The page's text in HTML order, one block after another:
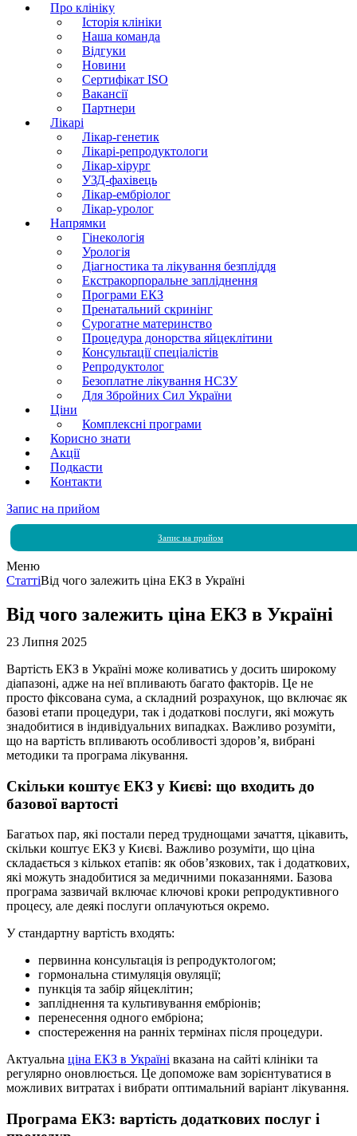
Про клініку
Історія клініки
Наша команда
Вiдгуки
Новини
Сертифікат ISO
Вакансії
Партнери
Лікарі
Лікар-генетик
Лікарі-репродуктологи
Лікар-хірург
УЗД-фахівець
Лікар-ембріолог
Лікар-уролог
Напрямки
Гінекологія
Урологія
Діагностика та лікування безпліддя
Екстракорпоральне запліднення
Програми ЕКЗ
Пренатальний скринінг
Сурогатне материнство
Процедура донорства яйцеклітини
Консультації спеціалістів
Репродуктолог
Безоплатне лікування НСЗУ
Для Збройних Сил України
Ціни
Комплексні програми
Корисно знати
Акції
Подкасти
Контакти
Запис на прийом
Запис на прийом
Меню
СтаттіВід чого залежить ціна ЕКЗ в Україні
Від чого залежить ціна ЕКЗ в Україні
23 Липня 2025
Вартість ЕКЗ в Україні може коливатись у досить широкому
діапазоні, адже на неї впливають багато факторів. Це не
просто фіксована сума, а складний розрахунок, що включає як
базові етапи процедури, так і додаткові послуги, які можуть
знадобитися в індивідуальних випадках. Важливо розуміти,
що на вартість впливають особливості здоров’я, вибрані
методики та програма лікування.
Скільки коштує ЕКЗ у Києві: що входить до
базової вартості
Багатьох пар, які постали перед труднощами зачаття, цікавить,
скільки коштує ЕКЗ у Києві. Важливо розуміти, що ціна
складається з кількох етапів: як обов’язкових, так і додаткових,
які можуть знадобитися за медичними показаннями. Базова
програма зазвичай включає ключові кроки репродуктивного
процесу, але деякі послуги оплачуються окремо.
У стандартну вартість входять:
первинна консультація із репродуктологом;
гормональна стимуляція овуляції;
пункція та забір яйцеклітин;
запліднення та культивування ембріонів;
перенесення одного ембріона;
спостереження на ранніх термінах після процедури.
Актуальна ціна ЕКЗ в Україні вказана на сайті клініки та
регулярно оновлюється. Це допоможе вам зорієнтуватися в
можливих витратах і вибрати оптимальний варіант лікування.
Програма ЕКЗ: вартість додаткових послуг і